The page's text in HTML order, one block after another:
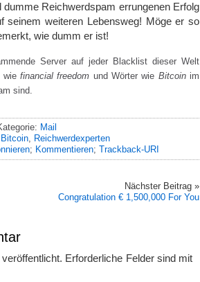
Reichwerdspam errungenen Erfolg
seinem weiteren Lebensweg! Möge er so
wie dumm er ist!
Server auf jeder Blacklist dieser Welt
wie financial freedom und Wörter wie Bitcoinim
sind.
Mail
Bitcoin, Reichwerdexperten
; Kommentieren; Trackback-URI
Nächster Beitrag »
Congratulation € 1,500,000 For You
Erforderliche Felder sind mit